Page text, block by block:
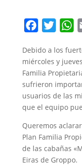
c
e
b
o
o
k
i
t
t
e
r
W
a
t
s
A
p
p
Debido a los
miércoles y
Familia
sufrieron
usuarios de las
que el equipo
Queremos
Plan Familia
de las cabañas
Eiras de Groppo.